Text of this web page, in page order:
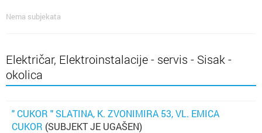
Nema subjekata
Električar, Elektroinstalacije - servis - Sisak -
okolica
" CUKOR " SLATINA, K. ZVONIMIRA 53, VL. EMICA
CUKOR (SUBJEKT JE UGAŠEN)